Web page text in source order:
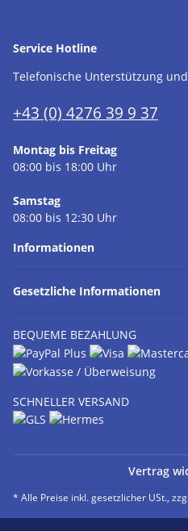
Service Hotline
Telefonische Unterstützung
+43 (0) 4276 39 9 37
Montag bis Freitag
08:00 bis 18:00 Uhr
Samstag
08:00 bis 12:30 Uhr
Informationen
Gesetzliche Informationen
BEQUEME BEZAHLUNG
SCHNELLER VERSAND
Vertrag
* Alle Preise inkl. gesetzlicher USt.,